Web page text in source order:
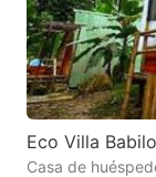
Eco Villa
Casa de